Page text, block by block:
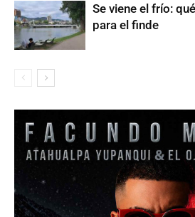
Se viene el frío:
para el finde